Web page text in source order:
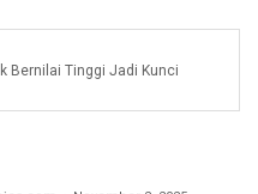
Bernilai Tinggi Jadi Kunci